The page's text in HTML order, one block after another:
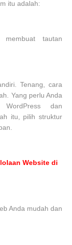
itu adalah:
membuat tautan
Tenang, cara
Yang perlu Anda
dan
itu, pilih struktur
Website di
Anda mudah dan